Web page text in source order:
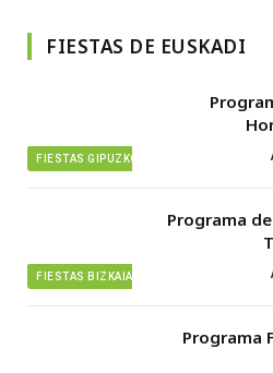
FIESTAS DE EUSKADI
FIESTAS GIPUZKOA
FIESTAS BIZKAIA
Programa
Programa